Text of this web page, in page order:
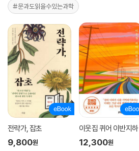
#문과도읽을수있는과학
전략가, 잡초
9,800원
이웃집 퀴어 이반지하
12,300원